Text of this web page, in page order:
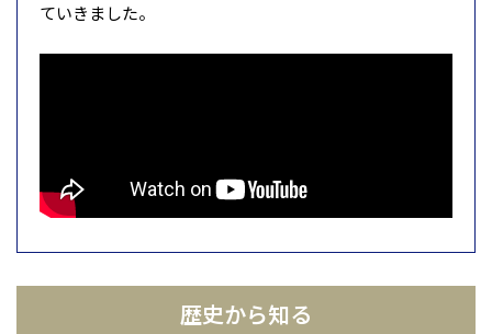
ていきました。
歴史から知る